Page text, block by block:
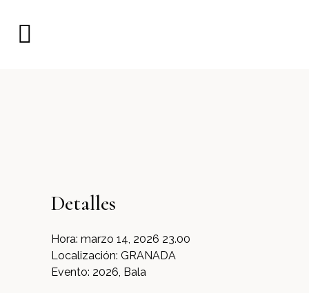
Detalles
Hora: marzo 14, 2026 23.00
Localización: GRANADA
Evento: 2026, Bala